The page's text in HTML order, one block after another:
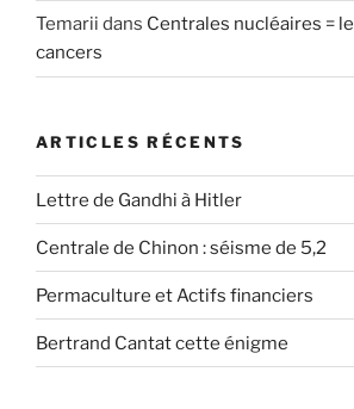
Temarii dans Centrales nucléaires =
cancers
ARTICLES RÉCENTS
Lettre de Gandhi à Hitler
Centrale de Chinon : séisme de 5,2
Permaculture et Actifs financiers
Bertrand Cantat cette énigme